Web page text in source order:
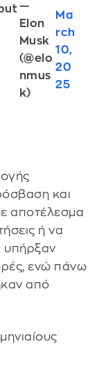
—
Elon
Musk
(@elo
nmus
k)
Ma
rch
10,
20
25
και
αποτέλεσμα
ή να
υπήρξαν
ενώ πάνω
από